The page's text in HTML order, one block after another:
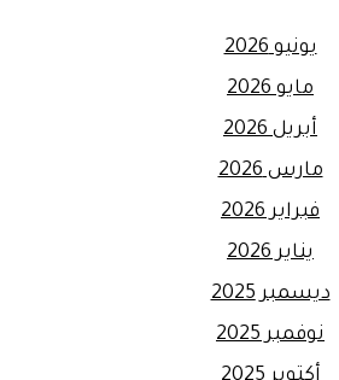
يونيو 2026
مايو 2026
أبريل 2026
مارس 2026
فبراير 2026
يناير 2026
ديسمبر 2025
نوفمبر 2025